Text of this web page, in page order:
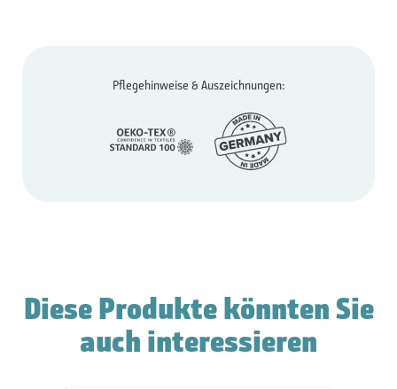
Pflegehinweise & Auszeichnungen:
Diese Produkte könnten Sie
auch interessieren